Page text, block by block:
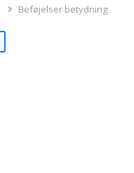
Beføjelser betydning